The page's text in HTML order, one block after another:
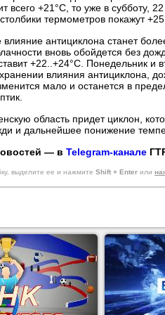
всего +21°C, то уже в субботу,
термометров покажут
влияние антициклона станет
вновь обойдется без
+22..+24°C. Понедельник и
влияния антициклона,
мало и останется в
область придет циклон,
и дальнейшее понижение
— в Telegram-канале
выделите ее и нажмите Shift + Enter или